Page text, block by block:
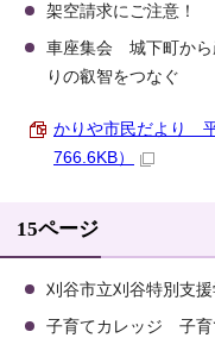
架空請求にご注意！
車座集会 城下町か
りの叡智をつなぐ
かりや市民だより
766.6KB）
15ページ
刈谷市立刈谷特別支
子育てカレッジ 子育